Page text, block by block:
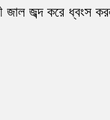
জাল জব্দ করে ধ্বংস